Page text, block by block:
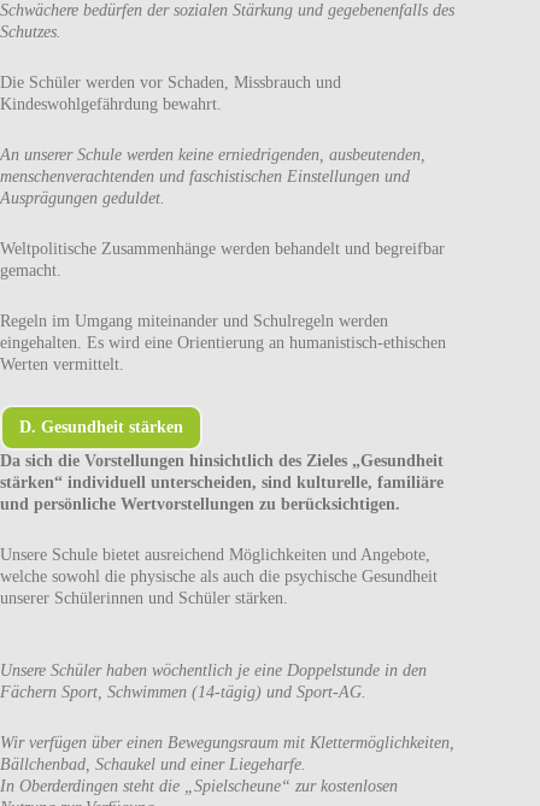
Schwächere bedürfen der sozialen Stärkung und gegebenenfalls des
Schutzes.
Die Schüler werden vor Schaden, Missbrauch und
Kindeswohlgefährdung bewahrt.
An unserer Schule werden keine erniedrigenden, ausbeutenden,
menschenverachtenden und faschistischen Einstellungen und
Ausprägungen geduldet.
Weltpolitische Zusammenhänge werden behandelt und begreifbar
gemacht.
Regeln im Umgang miteinander und Schulregeln werden
eingehalten. Es wird eine Orientierung an humanistisch-ethischen
Werten vermittelt.
D. Gesundheit stärken
Da sich die Vorstellungen hinsichtlich des Zieles „Gesundheit
stärken“ individuell unterscheiden, sind kulturelle, familiäre
und persönliche Wertvorstellungen zu berücksichtigen.
Unsere Schule bietet ausreichend Möglichkeiten und Angebote,
welche sowohl die physische als auch die psychische Gesundheit
unserer Schülerinnen und Schüler stärken.
Unsere Schüler haben wöchentlich je eine Doppelstunde in den
Fächern Sport, Schwimmen (14-tägig) und Sport-AG.
Wir verfügen über einen Bewegungsraum mit Klettermöglichkeiten,
Bällchenbad, Schaukel und einer Liegeharfe.
In Oberderdingen steht die „Spielscheune“ zur kostenlosen